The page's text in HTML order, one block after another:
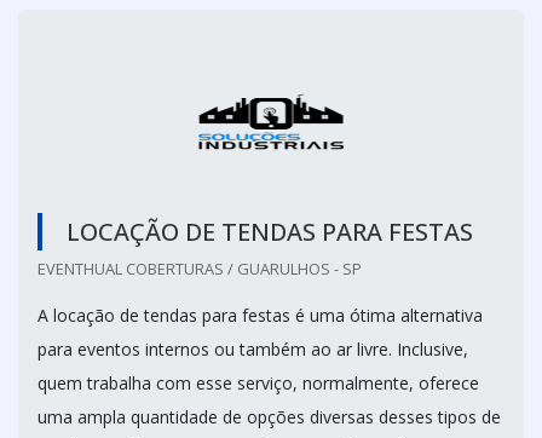
LOCAÇÃO DE TENDAS PARA FESTAS
EVENTHUAL COBERTURAS / GUARULHOS - SP
A locação de tendas para festas é uma ótima alternativa
para eventos internos ou também ao ar livre. Inclusive,
quem trabalha com esse serviço, normalmente, oferece
uma ampla quantidade de opções diversas desses tipos de